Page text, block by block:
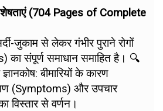
(704 Pages of Complete
जुकाम से लेकर गंभीर पुराने रोगों
संपूर्ण समाधान समाहित है। 🔍
बीमारियों के कारण
(Symptoms) और उपचार
विस्तार से वर्णन।